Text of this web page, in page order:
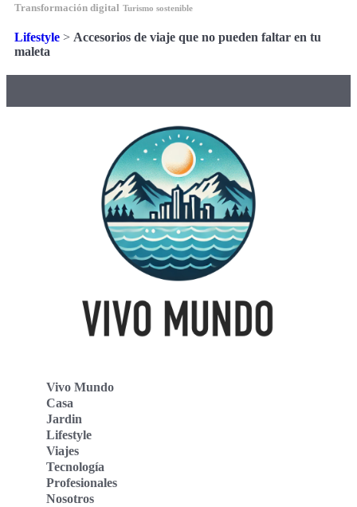
Transformación digital Turismo sostenible
Lifestyle > Accesorios de viaje que no pueden faltar en tu
maleta
Vivo Mundo
Casa
Jardin
Lifestyle
Viajes
Tecnología
Profesionales
Nosotros